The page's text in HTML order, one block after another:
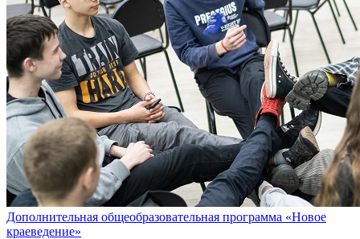
Дополнительная общеобразовательная программа «Новое
краеведение»